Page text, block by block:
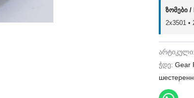
ზომები
2x3501 •
არტიკული:
ჭდე: Gear